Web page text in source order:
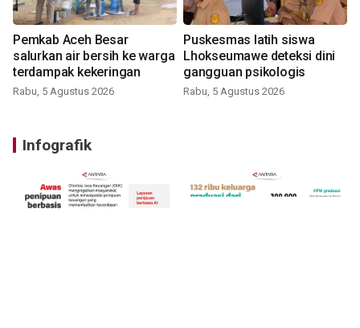
Pemkab Aceh Besar
salurkan air bersih ke warga
terdampak kekeringan
Rabu, 5 Agustus 2026
Puskesmas latih siswa
Lhokseumawe deteksi dini
gangguan psikologis
Rabu, 5 Agustus 2026
Infografik